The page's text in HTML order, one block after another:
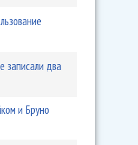
записали два
и Бруно